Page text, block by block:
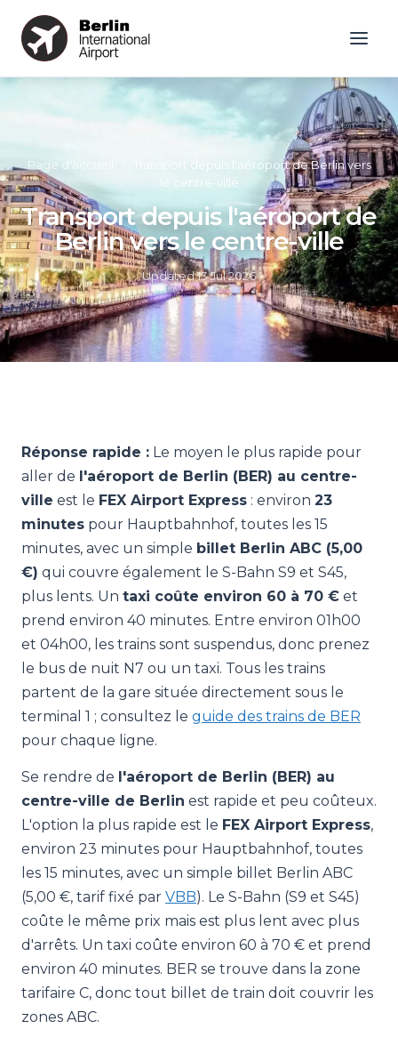
Page d'accueil
Transport depuis l'aéroport de Berlin vers
le centre-ville
Transport depuis l'aéroport de
Berlin vers le centre-ville
Updated13 Jul 2026
Réponse rapide : Le moyen le plus rapide pour
aller de l'aéroport de Berlin (BER) au centre-
ville est le FEX Airport Express : environ 23
minutes pour Hauptbahnhof, toutes les 15
minutes, avec un simple billet Berlin ABC (5,00
€) qui couvre également le S-Bahn S9 et S45,
plus lents. Un taxi coûte environ 60 à 70 € et
prend environ 40 minutes. Entre environ 01h00
et 04h00, les trains sont suspendus, donc prenez
le bus de nuit N7 ou un taxi. Tous les trains
partent de la gare située directement sous le
terminal 1 ; consultez le guide des trains de BER
pour chaque ligne.
Se rendre de l'aéroport de Berlin (BER) au
centre-ville de Berlin est rapide et peu coûteux.
L'option la plus rapide est le FEX Airport Express,
environ 23 minutes pour Hauptbahnhof, toutes
les 15 minutes, avec un simple billet Berlin ABC
(5,00 €, tarif fixé par VBB). Le S-Bahn (S9 et S45)
coûte le même prix mais est plus lent avec plus
d'arrêts. Un taxi coûte environ 60 à 70 € et prend
environ 40 minutes. BER se trouve dans la zone
tarifaire C, donc tout billet de train doit couvrir les
zones ABC.